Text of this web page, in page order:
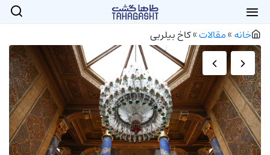
خانه»مقالات»کاخ بیلربی